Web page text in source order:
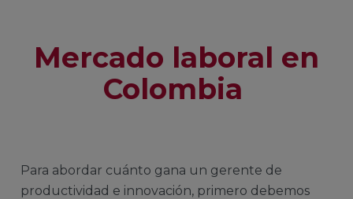
Mercado laboral en
Colombia
Para abordar cuánto gana un gerente de
productividad e innovación, primero debemos